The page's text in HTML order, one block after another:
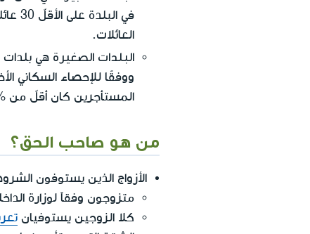
العائلات.
البلدات الصغيرة
المستأجرين كان أقلّ من %5 من
من هو صاحب الحق؟
الأزواج الذين يستوفون
متزوجون وفقاً لوزارة
كلا الزوجين يستوفيان